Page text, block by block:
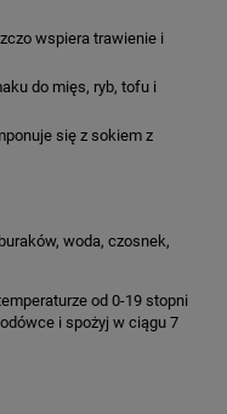
wspiera trawienie i
do mięs, ryb, tofu i
się z sokiem z
woda, czosnek,
od 0-19 stopni
i spożyj w ciągu 7